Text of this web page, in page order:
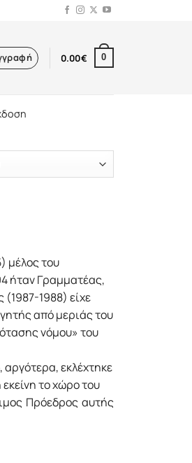
0.00€ 0
μέλος του
ήταν Γραμματέας,
1988) είχε
από μεριάς του
νόμου» του
εκλέχτηκε
το χώρο του
Πρόεδρος αυτής